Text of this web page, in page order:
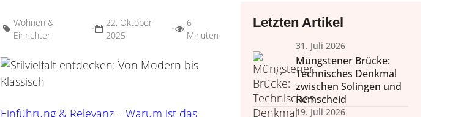
Wohnen &
Einrichten
•
22. Oktober
2025
•
6
Minuten
Einführung & Relevanz – Warum ist das
Letzten Artikel
31. Juli 2026
Müngstener Brücke:
Technisches Denkmal
zwischen Solingen und
Remscheid
19. Juli 2026